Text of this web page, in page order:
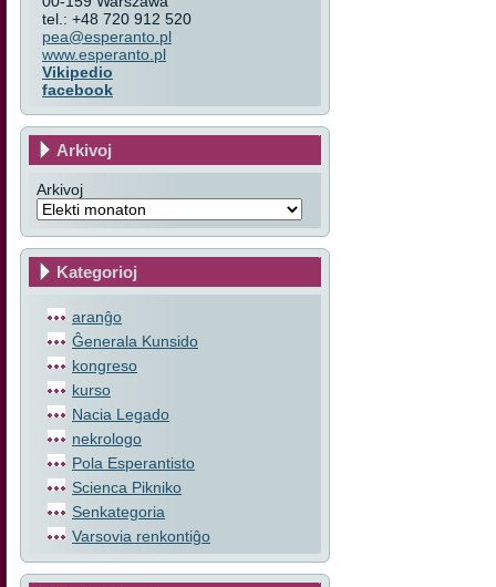
tel.: +48 720 912 520
pea@esperanto.pl
www.esperanto.pl
Vikipedio
facebook
Arkivoj
Arkivoj
Kategorioj
aranĝo
Ĝenerala Kunsido
kongreso
kurso
Nacia Legado
nekrologo
Pola Esperantisto
Scienca Pikniko
Senkategoria
Varsovia renkontiĝo